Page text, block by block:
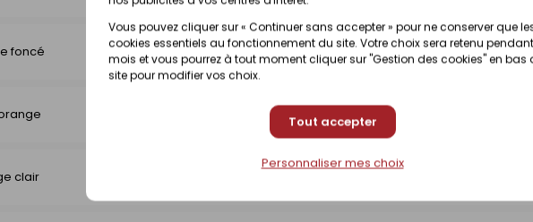
Vous pouvez cliquer sur « Continuer sans accepter » pour ne conserver que
cookies essentiels au fonctionnement du site. Votre choix sera retenu pendant
mois et vous pourrez à tout moment cliquer sur "Gestion des cookies" en bas
site pour modifier vos choix.
Tout accepter
Personnaliser mes choix
foncé Disponibilité selon magasin Prix en
(contactez
Disponibilité selon magasin
clair